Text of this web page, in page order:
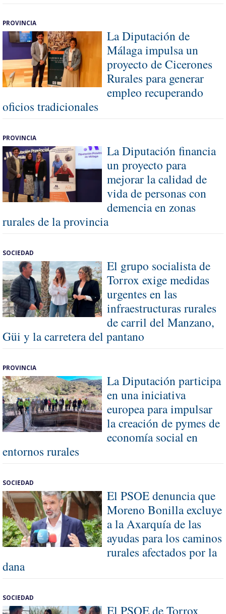
PROVINCIA
La Diputación de
Málaga impulsa un
proyecto de Cicerones
Rurales para generar
empleo recuperando
oficios tradicionales
PROVINCIA
La Diputación financia
un proyecto para
mejorar la calidad de
vida de personas con
demencia en zonas
rurales de la provincia
SOCIEDAD
El grupo socialista de
Torrox exige medidas
urgentes en las
infraestructuras rurales
de carril del Manzano,
Güi y la carretera del pantano
PROVINCIA
La Diputación participa
en una iniciativa
europea para impulsar
la creación de pymes de
economía social en
entornos rurales
SOCIEDAD
El PSOE denuncia que
Moreno Bonilla excluye
a la Axarquía de las
ayudas para los caminos
rurales afectados por la
dana
SOCIEDAD
El PSOE de Torrox